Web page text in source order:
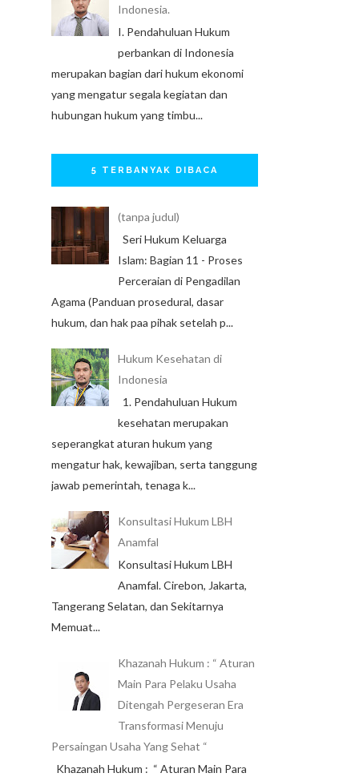
Indonesia.
I. Pendahuluan Hukum
perbankan di Indonesia
merupakan bagian dari hukum ekonomi
yang mengatur segala kegiatan dan
hubungan hukum yang timbu...
5 TERBANYAK DIBACA
(tanpa judul)
Seri Hukum Keluarga
Islam: Bagian 11 - Proses
Perceraian di Pengadilan
Agama (Panduan prosedural, dasar
hukum, dan hak paa pihak setelah p...
Hukum Kesehatan di
Indonesia
1. Pendahuluan Hukum
kesehatan merupakan
seperangkat aturan hukum yang
mengatur hak, kewajiban, serta tanggung
jawab pemerintah, tenaga k...
Konsultasi Hukum LBH
Anamfal
Konsultasi Hukum LBH
Anamfal. Cirebon, Jakarta,
Tangerang Selatan, dan Sekitarnya
Memuat...
Khazanah Hukum : “ Aturan
Main Para Pelaku Usaha
Ditengah Pergeseran Era
Transformasi Menuju
Persaingan Usaha Yang Sehat “
Khazanah Hukum : “ Aturan Main Para